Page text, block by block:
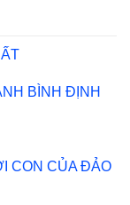
BÌNH ĐỊNH
CON CỦA ĐẢO